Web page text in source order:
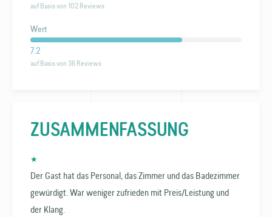
auf Basis von 102 Reviews
Wert
7.2
auf Basis von 36 Reviews
ZUSAMMEN­FASSUNG
★
Der Gast hat das Personal, das Zimmer und das Badezimmer
gewürdigt. War weniger zufrieden mit Preis/Leistung und
der Klang.